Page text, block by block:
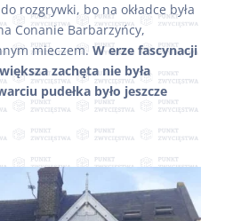
rozgrywki, bo na okładce była
Conanie Barbarzyńcy,
mieczem. W erze fascynacji
zachęta nie była
pudełka było jeszcze